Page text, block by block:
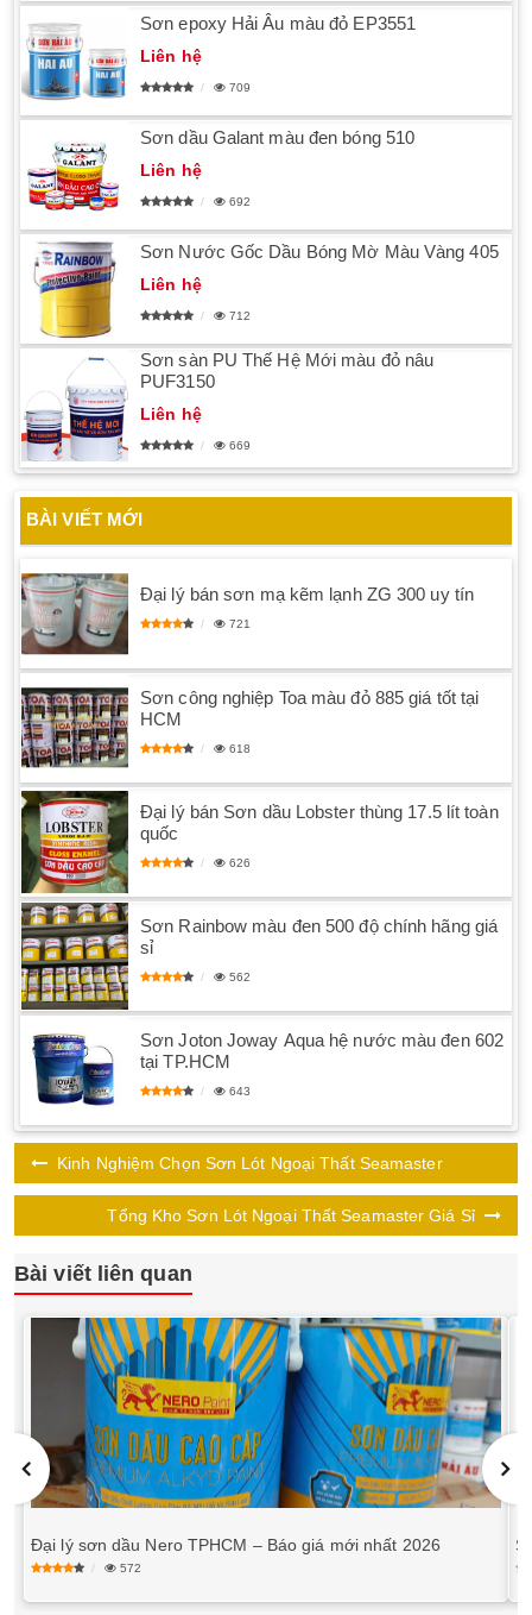
Sơn epoxy Hải Âu màu đỏ EP3551
Liên hệ
709
Sơn dầu Galant màu đen bóng 510
Liên hệ
692
Sơn Nước Gốc Dầu Bóng Mờ Màu Vàng 405
Liên hệ
712
Sơn sàn PU Thế Hệ Mới màu đỏ nâu
PUF3150
Liên hệ
669
BÀI VIẾT MỚI
Đại lý bán sơn mạ kẽm lạnh ZG 300 uy tín
721
Sơn công nghiệp Toa màu đỏ 885 giá tốt tại
HCM
618
Đại lý bán Sơn dầu Lobster thùng 17.5 lít toàn
quốc
626
Sơn Rainbow màu đen 500 độ chính hãng giá
sỉ
562
Sơn Joton Joway Aqua hệ nước màu đen 602
tại TP.HCM
643
Kinh Nghiệm Chọn Sơn Lót Ngoại Thất Seamaster
Tổng Kho Sơn Lót Ngoại Thất Seamaster Giá Sỉ
Bài viết liên quan
Đại lý sơn dầu Nero TPHCM – Báo giá mới nhất 2026
572